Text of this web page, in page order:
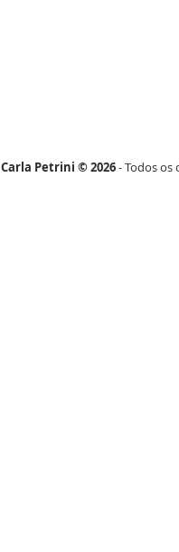
Carla Petrini © 2026- Todos